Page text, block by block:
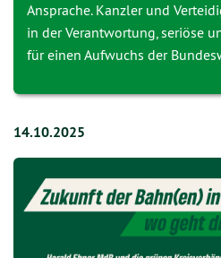
Ansprache. Kanzler und
in der Verantwortung, seriöse
für einen Aufwuchs der
14.10.2025